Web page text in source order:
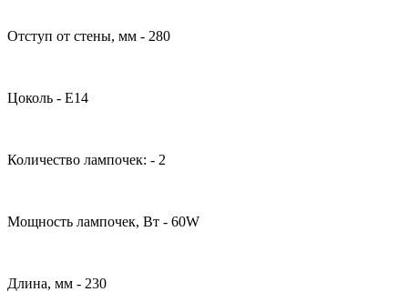
Отступ от стены, мм - 280
Цоколь - Е14
Количество лампочек: - 2
Мощность лампочек, Вт - 60W
Длина, мм - 230